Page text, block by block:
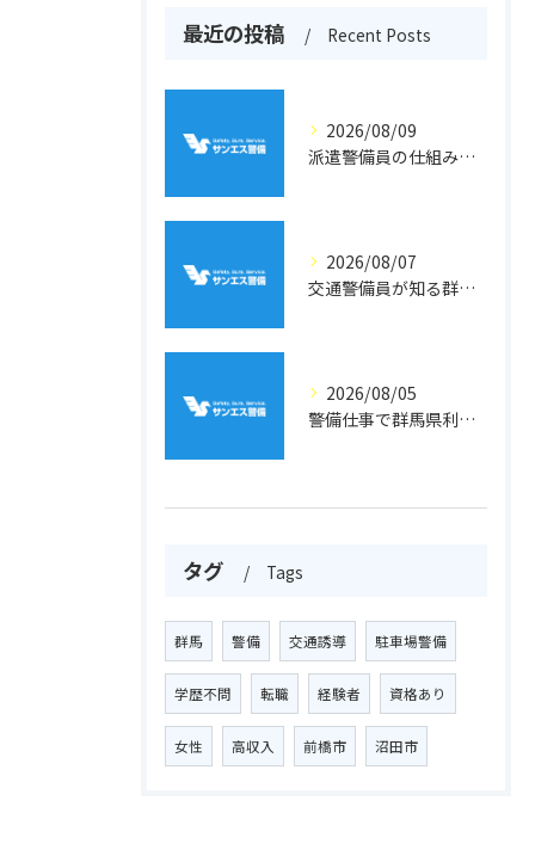
最近の投稿 Recent Posts
2026/08/09
派遣警備員の仕組みと警備業の法律面を徹底解説
2026/08/07
交通警備員が知る群馬県吾妻郡高山村の地形と現場選びのポイント
2026/08/05
警備仕事で群馬県利根郡片品村周辺の安心と働きやすさを両立するポイント
タグ Tags
群馬 警備 交通誘導 駐車場警備
学歴不問 転職 経験者 資格あり
女性 高収入 前橋市 沼田市